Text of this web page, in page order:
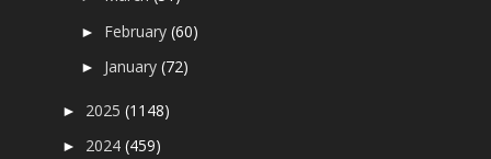
► February(60)
► January(72)
► 2025(1148)
► 2024(459)